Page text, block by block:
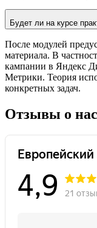
Будет ли на курсе
После модулей
материала. В
кампании в Яндекс
Метрики. Теория
конкретных задач.
Отзывы о нас